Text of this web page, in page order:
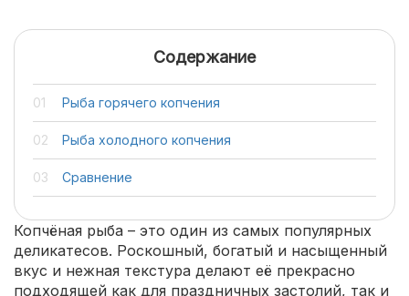
Содержание
Рыба горячего копчения
Рыба холодного копчения
Сравнение
Копчёная рыба – это один из самых популярных
деликатесов. Роскошный, богатый и насыщенный
вкус и нежная текстура делают её прекрасно
подходящей как для праздничных застолий, так и